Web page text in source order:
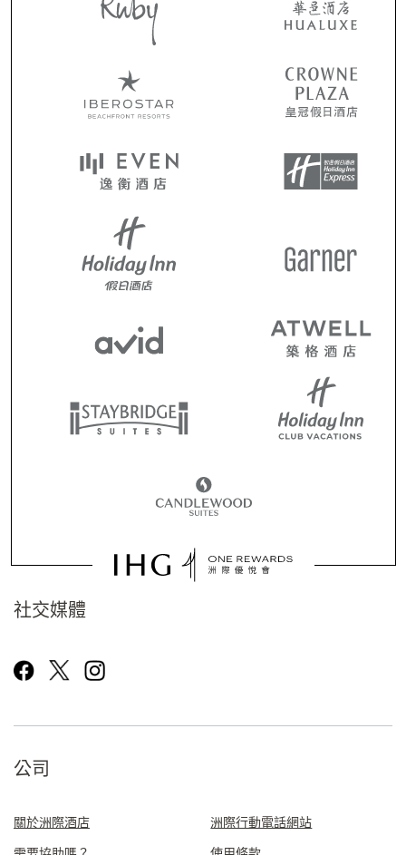
社交媒體
公司
關於洲際酒店
洲際行動電話網站